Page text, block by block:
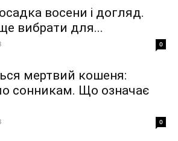
восени і догляд.
вибрати для...
0
мертвий кошеня:
сонникам. Що означає
0